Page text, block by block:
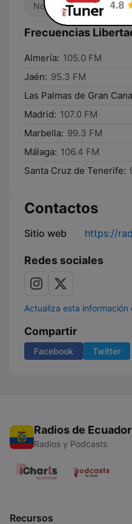
Noticias Radio
Frecuencias
Almería: 105.0 FM
Jaén: 95.3 FM
Las Palmas de Gran
Madrid: 107.0 FM
Marbella: 99.3 FM
Málaga: 106.4 FM
Santa Cruz de Tenerife:
Contactos
Sitio web https://
Redes sociales
Actualiza esta información
Compartir
Facebook Twitter
Radios de Ecuador
Radios y Podcasts
Recursos